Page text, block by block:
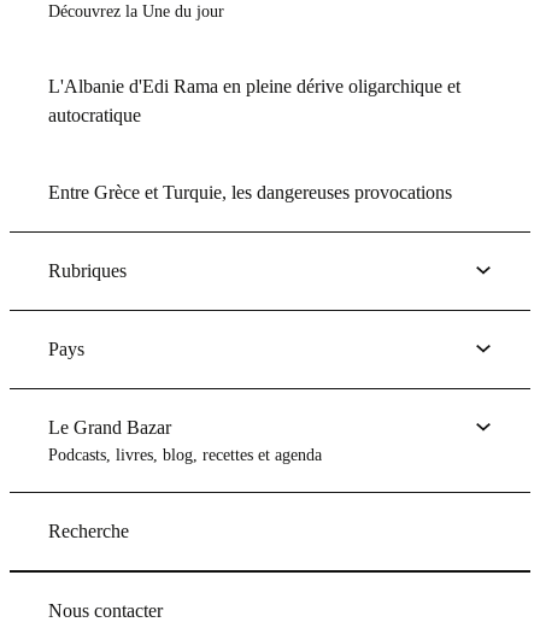
Découvrez la Une du jour
L'Albanie d'Edi Rama en pleine dérive oligarchique et
autocratique
Entre Grèce et Turquie, les dangereuses provocations
Rubriques
Pays
Le Grand Bazar
Podcasts, livres, blog, recettes et agenda
Recherche
Nous contacter